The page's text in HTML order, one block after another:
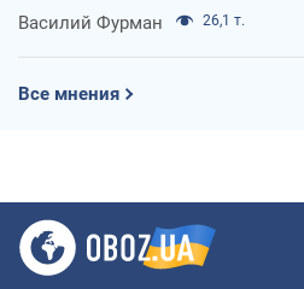
Василий Фурман 26,1 т.
Все мнения